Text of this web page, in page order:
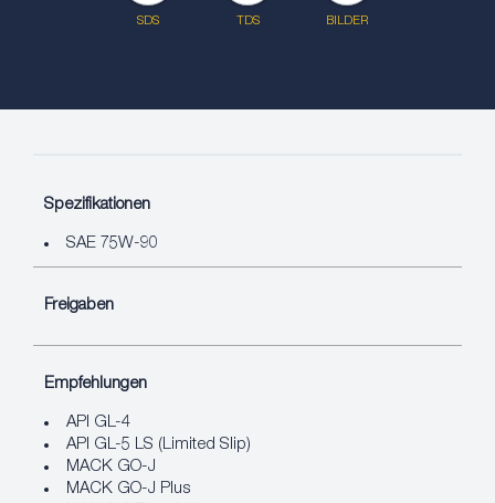
SDS TDS BILDER
Spezifikationen
SAE 75W-90
Freigaben
Empfehlungen
API GL-4
API GL-5 LS (Limited Slip)
MACK GO-J
MACK GO-J Plus